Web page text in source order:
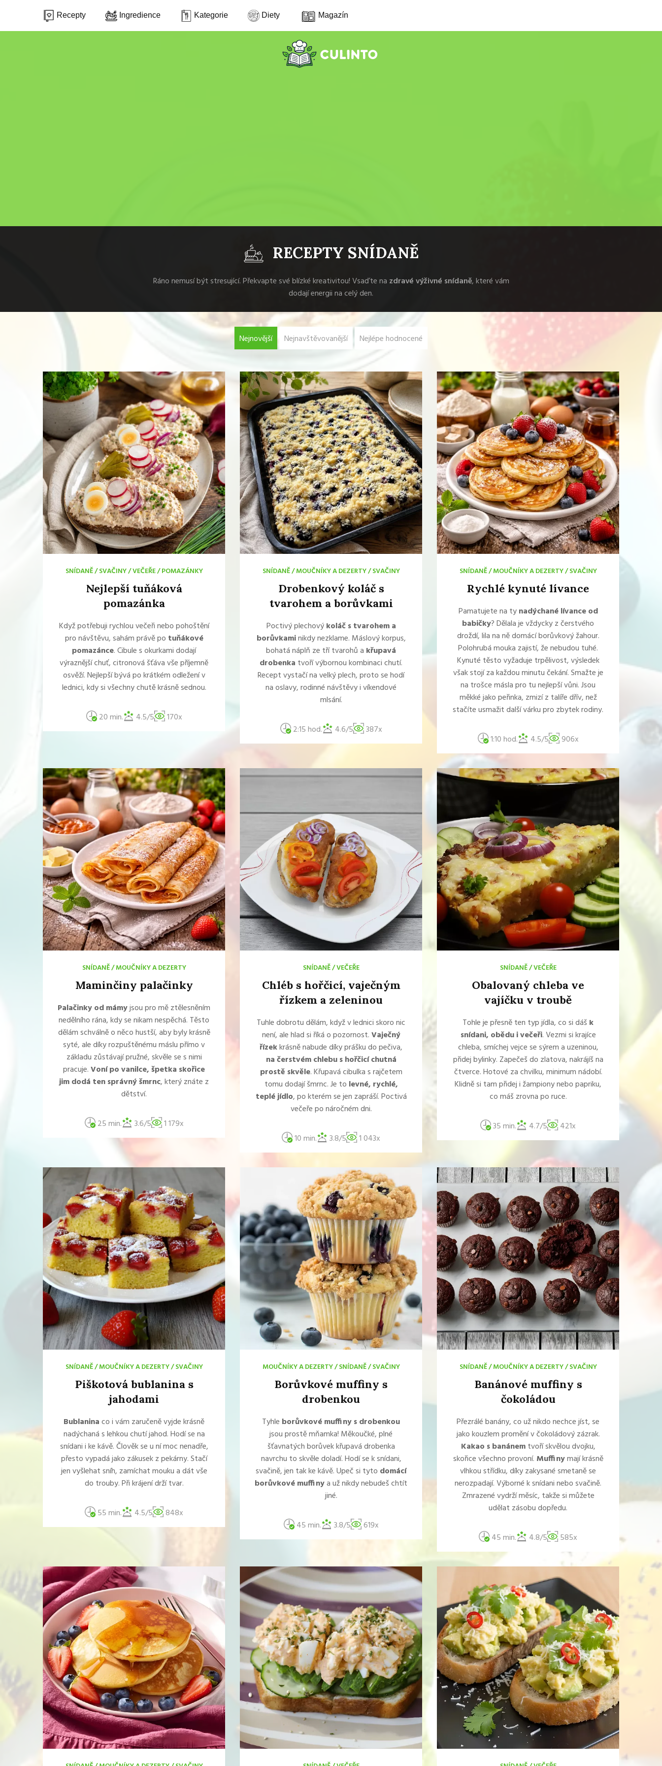
Recepty Ingredience Kategorie Diety Magazín
RECEPTY SNÍDANĚ
Ráno nemusí být stresující. Překvapte své blízké kreativitou! Vsaďte na zdravé výživné snídaně, které vám
dodají energii na celý den.
Nejnovější Nejnavštěvovanější Nejlépe hodnocené
SNÍDANĚ/SVAČINY/VEČEŘE/POMAZÁNKY
Nejlepší tuňáková
pomazánka
Když potřebuji rychlou večeři nebo pohoštění
pro návštěvu, sahám právě po tuňákové
pomazánce. Cibule s okurkami dodají
výraznější chuť, citronová šťáva vše příjemně
osvěží. Nejlepší bývá po krátkém odležení v
lednici, kdy si všechny chutě krásně sednou.
20 min. 4.5/5 170x
SNÍDANĚ/MOUČNÍKY A DEZERTY/SVAČINY
Drobenkový koláč s
tvarohem a borůvkami
Poctivý plechovýkoláč s tvarohem a
borůvkaminikdy nezklame. Máslový korpus,
bohatá náplň ze tří tvarohů a křupavá
drobenka tvoří výbornou kombinaci chutí.
Recept vystačí na velký plech, proto se hodí
na oslavy, rodinné návštěvy i víkendové
mlsání.
2:15 hod. 4.6/5 387x
SNÍDANĚ/MOUČNÍKY A DEZERTY/SVAČINY
Rychlé kynuté lívance
Pamatujete na tynadýchané lívance od
babičky? Dělala je vždycky z čerstvého
droždí, lila na ně domácí borůvkový žahour.
Polohrubá mouka zajistí, že nebudou tuhé.
Kynuté těsto vyžaduje trpělivost, výsledek
však stojí za každou minutu čekání. Smažte je
na trošce másla pro tu nejlepší vůni. Jsou
měkké jako peřinka, zmizí z talíře dřív, než
stačíte usmažit další várku pro zbytek rodiny.
1:10 hod. 4.5/5 906x
SNÍDANĚ/MOUČNÍKY A DEZERTY
Maminčiny palačinky
Palačinky od mámyjsou pro mě ztělesněním
nedělního rána, kdy se nikam nespěchá. Těsto
dělám schválně o něco hustší, aby byly krásně
syté, ale díky rozpuštěnému máslu přímo v
základu zůstávají pružné, skvěle se s nimi
pracuje.Voní po vanilce, špetka skořice
jim dodá ten správný šmrnc, který znáte z
dětství.
25 min. 3.6/5 1 179x
SNÍDANĚ/VEČEŘE
Chléb s hořčicí, vaječným
řízkem a zeleninou
Tuhle dobrotu dělám, když v lednici skoro nic
není, ale hlad si říká o pozornost.Vaječný
řízekkrásně nabude díky prášku do pečiva,
na čerstvém chlebu s hořčicí chutná
prostě skvěle. Křupavá cibulka s rajčetem
tomu dodají šmrnc. Je to levné, rychlé,
teplé jídlo, po kterém se jen zapráší. Poctivá
večeře po náročném dni.
10 min. 3.8/5 1 043x
SNÍDANĚ/VEČEŘE
Obalovaný chleba ve
vajíčku v troubě
Tohle je přesně ten typ jídla, co si dáš k
snídani, obědu i večeři. Vezmi si krajíce
chleba, smíchej vejce se sýrem a uzeninou,
přidej bylinky. Zapečeš do zlatova, nakrájíš na
čtverce. Hotové za chvilku, minimum nádobí.
Klidně si tam přidej i žampiony nebo papriku,
co máš zrovna po ruce.
35 min. 4.7/5 421x
SNÍDANĚ/MOUČNÍKY A DEZERTY/SVAČINY
Piškotová bublanina s
jahodami
Bublaninaco i vám zaručeně vyjde krásně
nadýchaná s lehkou chutí jahod. Hodí se na
snídani i ke kávě. Člověk se u ní moc nenadře,
přesto vypadá jako zákusek z pekárny. Stačí
jen vyšlehat sníh, zamíchat mouku a dát vše
do trouby. Při krájení drží tvar.
55 min. 4.5/5 848x
MOUČNÍKY A DEZERTY/SNÍDANĚ/SVAČINY
Borůvkové muffiny s
drobenkou
Tyhle borůvkové muffiny s drobenkou
jsou prostě mňamka! Měkoučké, plné
šťavnatých borůvek křupavá drobenka
navrchu to skvěle doladí. Hodí se k snídani,
svačině, jen tak ke kávě. Upeč si tyto domácí
borůvkové muffinya už nikdy nebudeš chtít
jiné.
45 min. 3.8/5 619x
SNÍDANĚ/MOUČNÍKY A DEZERTY/SVAČINY
Banánové muffiny s
čokoládou
Přezrálé banány, co už nikdo nechce jíst, se
jako kouzlem promění v čokoládový zázrak.
Kakao s banánemtvoří skvělou dvojku,
skořice všechno provoní. Muffinymají krásně
vlhkou střídku, díky zakysané smetaně se
nerozpadají. Výborné k snídani nebo svačině.
Zmrazené vydrží měsíc, takže si můžete
udělat zásobu dopředu.
45 min. 4.8/5 585x